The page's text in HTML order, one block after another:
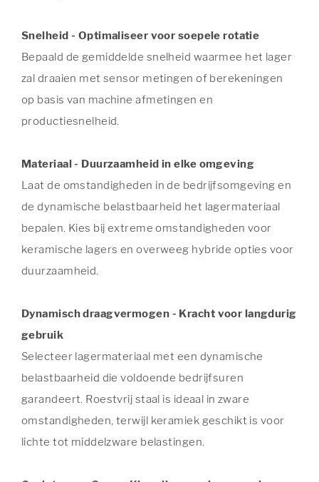
Snelheid - Optimaliseer voor soepele rotatie
Bepaald de gemiddelde snelheid waarmee het lager
zal draaien met sensor metingen of berekeningen
op basis van machine afmetingen en
productiesnelheid.
Materiaal - Duurzaamheid in elke omgeving
Laat de omstandigheden in de bedrijfsomgeving en
de dynamische belastbaarheid het lagermateriaal
bepalen. Kies bij extreme omstandigheden voor
keramische lagers en overweeg hybride opties voor
duurzaamheid.
Dynamisch draagvermogen - Kracht voor langdurig
gebruik
Selecteer lagermateriaal met een dynamische
belastbaarheid die voldoende bedrijfsuren
garandeert. Roestvrij staal is ideaal in zware
omstandigheden, terwijl keramiek geschikt is voor
lichte tot middelzware belastingen.